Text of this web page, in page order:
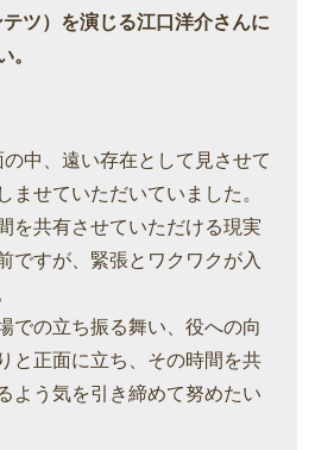
テツ）を演じる江口洋介さんに
。
の中、遠い存在として見させて
ませていただいていました。
を共有させていただける現実
ですが、緊張とワクワクが入
での立ち振る舞い、役への向
と正面に立ち、その時間を共
よう気を引き締めて努めたい